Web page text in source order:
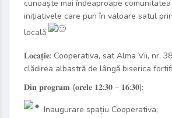
cunoaște mai îndeaproape
inițiativele care pun în valoare satul
locală
𝐋𝐨𝐜𝐚𝐭̦𝐢𝐞: Cooperativa, sat Alma Vii, nr.
clădirea albastră de lângă biserica
𝐃𝐢𝐧 𝐩𝐫𝐨𝐠𝐫𝐚𝐦 (𝐨𝐫𝐞𝐥𝐞 𝟏𝟐:𝟑𝟎 – 𝟏𝟔:𝟑𝟎):
Inaugurare spațiu Cooperativa;